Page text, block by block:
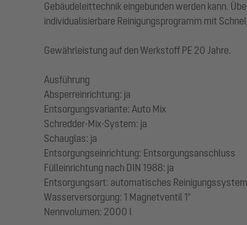
Gebäudeleittechnik eingebunden werden kann.
individualisierbare Reinigungsprogramm mit
Gewährleistung auf den Werkstoff PE 20 Jahre.
Ausführung
Absperreinrichtung: ja
Entsorgungsvariante: Auto Mix
Schredder-Mix-System: ja
Schauglas: ja
Entsorgungseinrichtung: Entsorgungsanschluss
Fülleinrichtung nach DIN 1988: ja
Entsorgungsart: automatisches Reinigungssystem
Wasserversorgung: 1 Magnetventil 1"
Nennvolumen: 2000 l